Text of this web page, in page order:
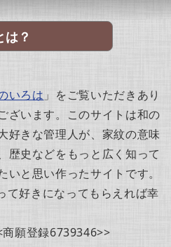
は？
いろは 」をご覧いただきあり
ざいます。このサイトは和の
好きな管理人が、家紋の意味
歴史などをもっと広く知って
いと思い作ったサイトです。
て好きになってもらえれば幸
願登録6739346>>